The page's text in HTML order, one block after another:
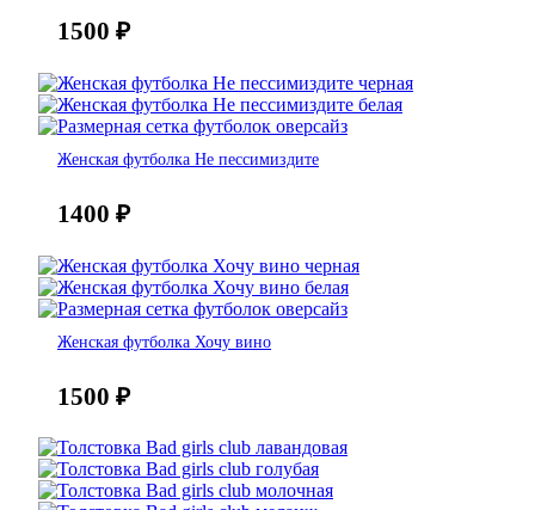
1500 ₽
Женская футболка Не пессимиздите
1400 ₽
Женская футболка Хочу вино
1500 ₽